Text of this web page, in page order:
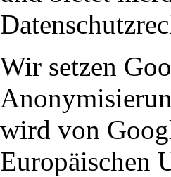
Wir setzen
wird von
Europäischen